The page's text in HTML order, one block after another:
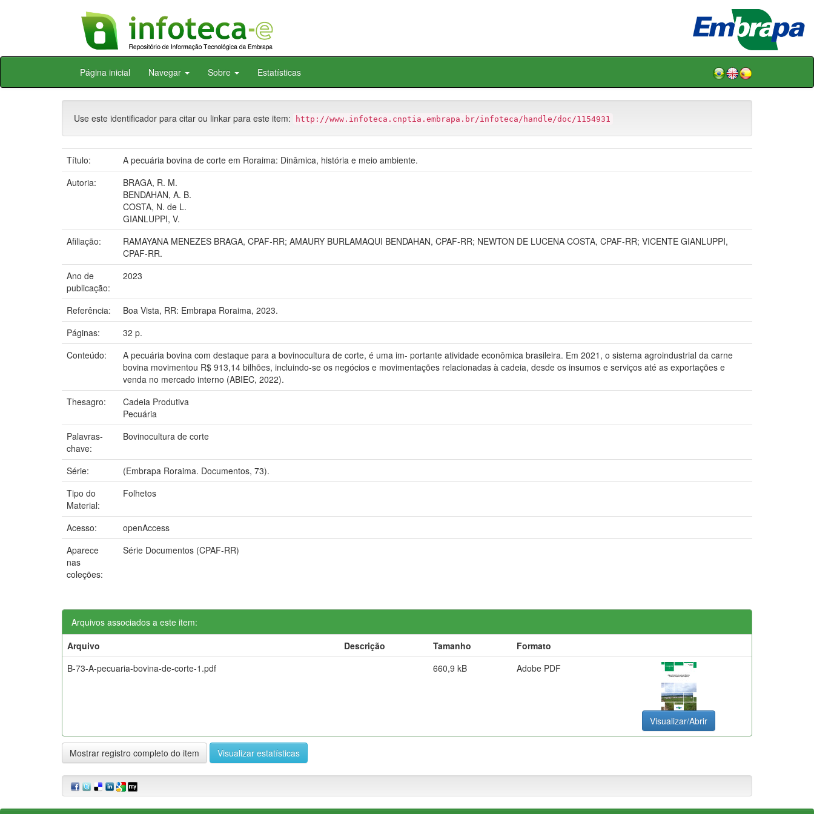
Skip
Página inicial Navegar Sobre Estatísticas
Use este identificador para citar ou linkar para este item: http://www.infoteca.cnptia.embrapa.br/infoteca/handle/doc/1154931
Título:
A pecuária bovina de corte em Roraima: Dinâmica, história e meio ambiente.
Autoria:
BRAGA, R. M.
BENDAHAN, A. B.
COSTA, N. de L.
GIANLUPPI, V.
Afiliação:
RAMAYANA MENEZES BRAGA, CPAF-RR; AMAURY BURLAMAQUI BENDAHAN, CPAF-RR; NEWTON DE LUCENA COSTA, CPAF-RR; VICENTE GIANLUPPI,
CPAF-RR.
Ano de
publicação:
2023
Referência:
Boa Vista, RR: Embrapa Roraima, 2023.
Páginas:
32 p.
Conteúdo:
A pecuária bovina com destaque para a bovinocultura de corte, é uma im- portante atividade econômica brasileira. Em 2021, o sistema agroindustrial da carne
bovina movimentou R$ 913,14 bilhões, incluindo-se os negócios e movimentações relacionadas à cadeia, desde os insumos e serviços até as exportações e
venda no mercado interno (ABIEC, 2022).
Thesagro:
Cadeia Produtiva
Pecuária
Palavras-
chave:
Bovinocultura de corte
Série:
(Embrapa Roraima. Documentos, 73).
Tipo do
Material:
Folhetos
Acesso:
openAccess
Aparece
nas
coleções:
Série Documentos (CPAF-RR)
Arquivos associados a este item:
Arquivo
Descrição Tamanho
Formato
B-73-A-pecuaria-bovina-de-corte-1.pdf
660,9 kB Adobe PDF
Visualizar/Abrir
Mostrar registro completo do item Visualizar estatísticas